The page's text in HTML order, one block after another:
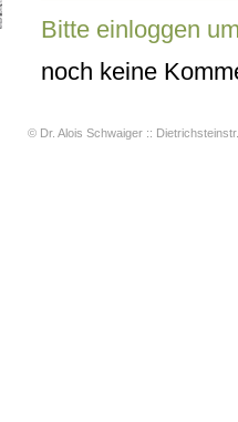
Bitte einloggen
noch keine
© Dr. Alois Schwaiger ::